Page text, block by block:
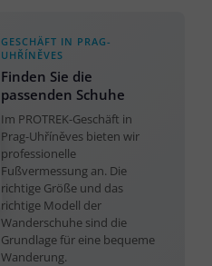
GESCHÄFT IN PRAG-
UHŘÍNĚVES
Finden Sie die
passenden Schuhe
Im PROTREK-Geschäft in
Prag-Uhříněves bieten wir
professionelle
Fußvermessung an. Die
richtige Größe und das
richtige Modell der
Wanderschuhe sind die
Grundlage für eine bequeme
Wanderung.